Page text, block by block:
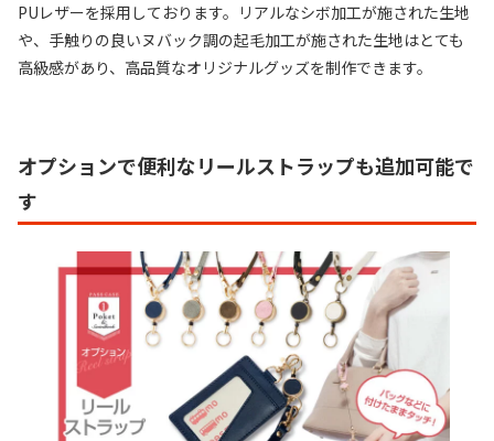
PUレザーを採用しております。リアルなシボ加工が施された生地
や、手触りの良いヌバック調の起毛加工が施された生地はとても
高級感があり、高品質なオリジナルグッズを制作できます。
オプションで便利なリールストラップも追加可能で
す